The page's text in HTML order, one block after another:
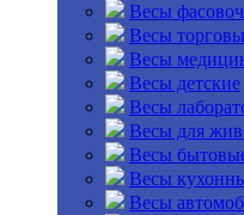
Весы
Весы
Весы
Весы детские
Весы
Весы для
Весы
Весы
Весы